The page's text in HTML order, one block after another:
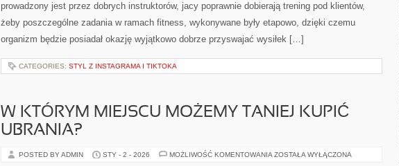
prowadzony jest przez dobrych instruktorów, jacy poprawnie dobierają trening pod klientów,
żeby poszczególne zadania w ramach fitness, wykonywane były etapowo, dzięki czemu
organizm będzie posiadał okazję wyjątkowo dobrze przyswajać wysiłek […]
CATEGORIES: STYL Z INSTAGRAMA I TIKTOKA
W KTÓRYM MIEJSCU MOŻEMY TANIEJ KUPIĆ
UBRANIA?
POSTED BY ADMIN STY - 2 - 2026 MOŻLIWOŚĆ KOMENTOWANIA W
ZOSTAŁA WYŁĄCZONA